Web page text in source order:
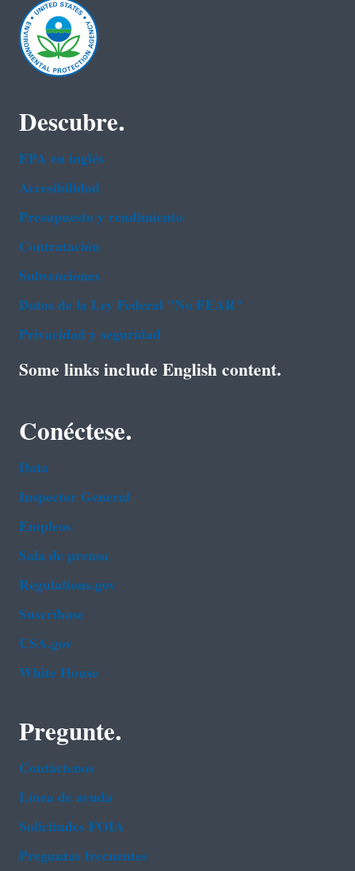
Descubre.
EPA en ingl‌és
Accesibilidad
Presupuesto y rendimiento
Contratación
Subvenciones
Datos de la Ley Federal "No FEAR"
Privacidad y seguridad
Some links include English content.
Conéctese.
Data
Inspector General
Empleos
Sala de prensa
Regulations.gov
Suscríbase
USA.gov
White House
Pregunte.
Contáctenos
Línea de ayuda
Solicitudes FOIA
Preguntas frecuentes